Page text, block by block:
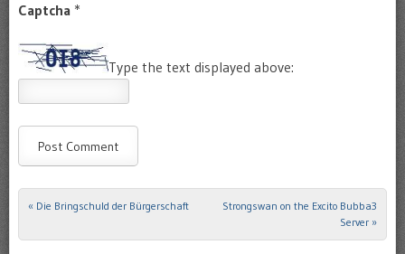
Captcha *
Type the text displayed above:
Post navigation
« Die Bringschuld der Bürgerschaft
Strongswan on the Excito Bubba3
Server »